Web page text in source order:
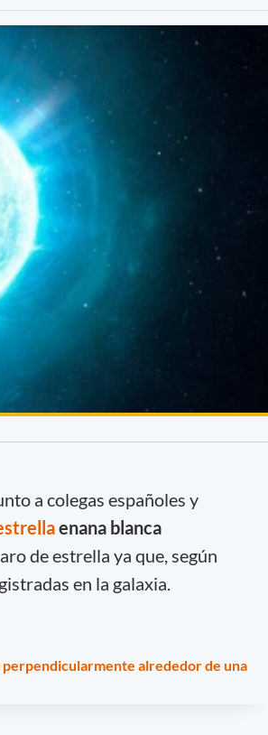
a colegas españoles y
enana blanca
de estrella ya que, según
en la galaxia.
alrededor de una